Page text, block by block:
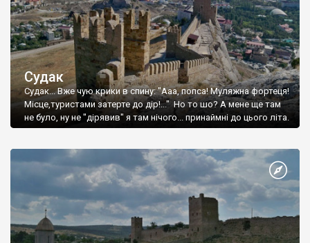
Судак
Судак... Вже чую крики в спину: "Ааа, попса! Муляжна фортеця!
Місце,туристами затерте до дір!..." Но то шо? А мене ще там
не було, ну не "дірявив" я там нічого... принаймні до цього літа.